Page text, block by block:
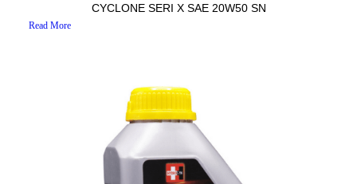
CYCLONE SERI X SAE 20W50 SN
Read More